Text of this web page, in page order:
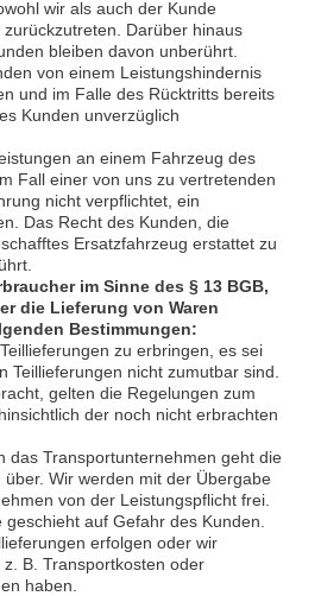
wir als auch der Kunde
Darüber hinaus
bleiben davon unberührt.
von einem Leistungshindernis
und im Falle des Rücktritts bereits
Kunden unverzüglich
an einem Fahrzeug des
Fall einer von uns zu vertretenden
nicht verpflichtet, ein
Das Recht des Kunden, die
Ersatzfahrzeug erstattet zu
im Sinne des § 13 BGB,
die Lieferung von Waren
Bestimmungen:
zu erbringen, es sei
Teillieferungen nicht zumutbar sind.
gelten die Regelungen zum
der noch nicht erbrachten
das Transportunternehmen geht die
Wir werden mit der Übergabe
von der Leistungspflicht frei.
auf Gefahr des Kunden.
erfolgen oder wir
B. Transportkosten oder
haben.